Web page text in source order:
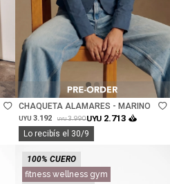
Talle
CHAQUETA ALAMARES - MARINO
UYU 3.192 UYU 3.990UYU 2.713
Lo recibís el 30/9
100% CUERO
fitness wellness gym